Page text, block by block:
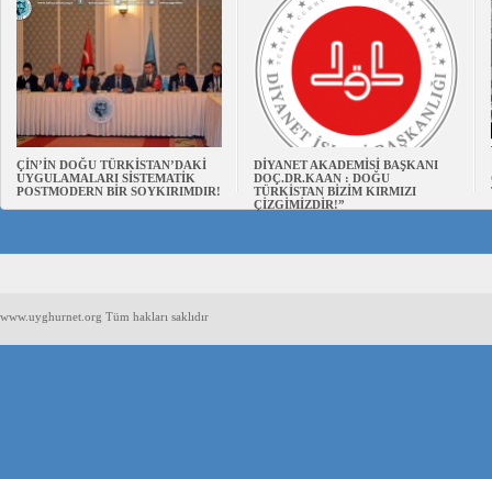
ÇİN’İN DOĞU TÜRKİSTAN’DAKİ
UYGULAMALARI SİSTEMATİK
POSTMODERN BİR SOYKIRIMDIR!
DİYANET AKADEMİSİ BAŞKANI
DOÇ.DR.KAAN : DOĞU
TÜRKİSTAN BİZİM KIRMIZI
ÇİZGİMİZDİR!”
www.uyghurnet.org Tüm hakları saklıdır